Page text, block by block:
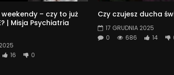
– czy to już
| Misja Psychiatria
16 0
Czy czujesz ducha
17 GRUDNIA 2025
0
686 14